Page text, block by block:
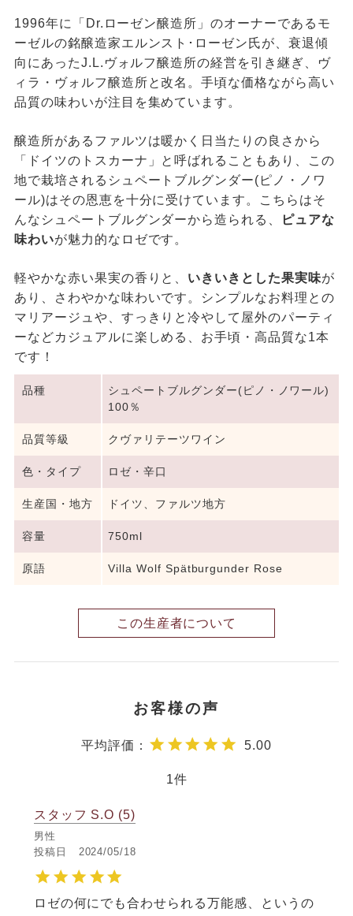
1996年に「Dr.ローゼン醸造所」のオーナーであるモ
ーゼルの銘醸造家エルンスト･ローゼン氏が、衰退傾
向にあったJ.L.ヴォルフ醸造所の経営を引き継ぎ、ヴ
ィラ・ヴォルフ醸造所と改名。手頃な価格ながら高い
品質の味わいが注目を集めています。
醸造所があるファルツは暖かく日当たりの良さから
「ドイツのトスカーナ」と呼ばれることもあり、この
地で栽培されるシュペートブルグンダー(ピノ・ノワ
ール)はその恩恵を十分に受けています。こちらはそ
んなシュペートブルグンダーから造られる、
ピュアな
味わいが魅力的なロゼです。
軽やかな赤い果実の香りと、 いきいきとした果実味が
あり、さわやかな味わいです。シンプルなお料理との
マリアージュや、すっきりと冷やして屋外のパーティ
ーなどカジュアルに楽しめる、お手頃・高品質な1本
です！
品種
シュペートブルグンダー(ピノ・ノワール)
100％
品質等級 クヴァリテーツワイン
色・タイプ ロゼ・辛口
生産国・地方 ドイツ、ファルツ地方
容量 750ml
原語 Villa Wolf Spätburgunder Rose
この生産者について
5.00
1
スタッフ S.O 5
男性
投稿日
2024/05/18
ロゼの何にでも合わせられる万能感、というの